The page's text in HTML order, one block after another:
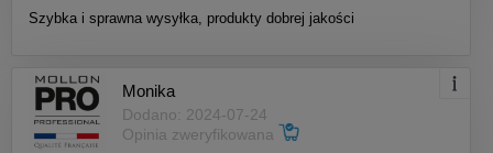
Szybka i sprawna wysyłka, produkty dobrej jakości
Monika
Dodano: 2024-07-24
Opinia zweryfikowana